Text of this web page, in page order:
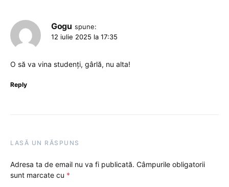
Gogu spune:
12 iulie 2025 la 17:35
O să va vina studenți, gârlă, nu alta!
Reply
LASĂ UN RĂSPUNS
Adresa ta de email nu va fi publicată. Câmpurile obligatorii
sunt marcate cu *